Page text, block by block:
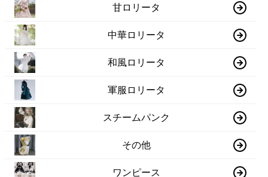
甘ロリータ
中華ロリータ
和風ロリータ
軍服ロリータ
スチームパンク
その他
ワンピース